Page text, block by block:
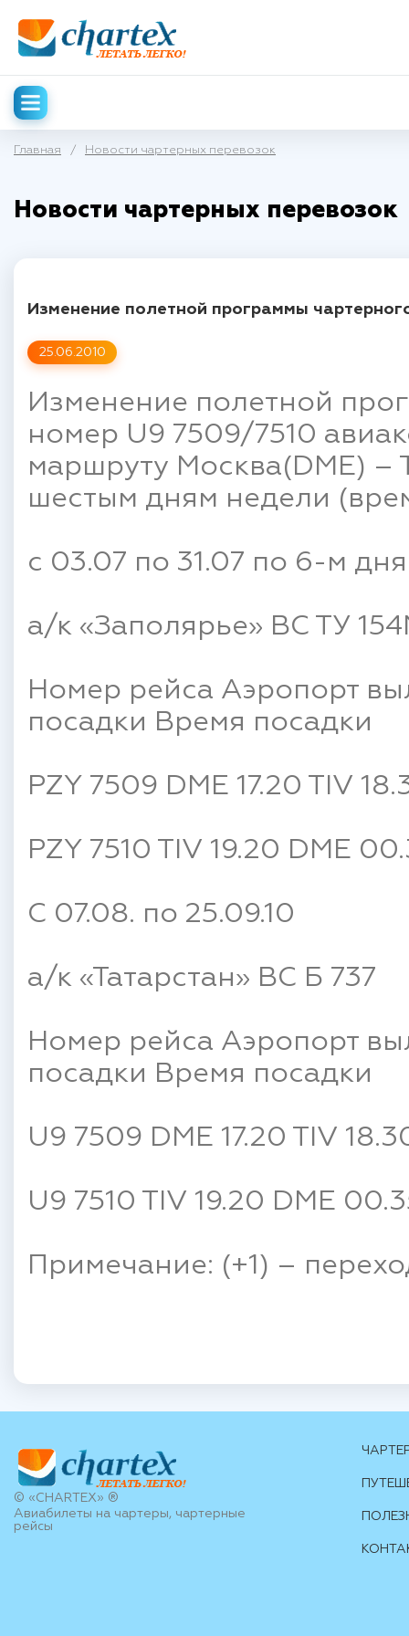
Главная / Новости чартерных перевозок
Новости чартерных перевозок
25.06.2010
Изменение полетной программы
Изменение полетной
номер U9 7509/7510
маршруту Москва(DME) –
шестым дням недели
с 03.07 по 31.07 по 6-м
а/к «Заполярье» ВС ТУ
Номер рейса Аэропорт
посадки Время посадки
PZY 7509 DME 17.20 TIV
PZY 7510 TIV 19.20 DME
С 07.08. по 25.09.10
а/к «Татарстан» ВС Б 737
Номер рейса Аэропорт
посадки Время посадки
U9 7509 DME 17.20 TIV
U9 7510 TIV 19.20 DME
Примечание: (+1) –
© «CHARTEX» ®
Авиабилеты на чартеры, чартерные
рейсы